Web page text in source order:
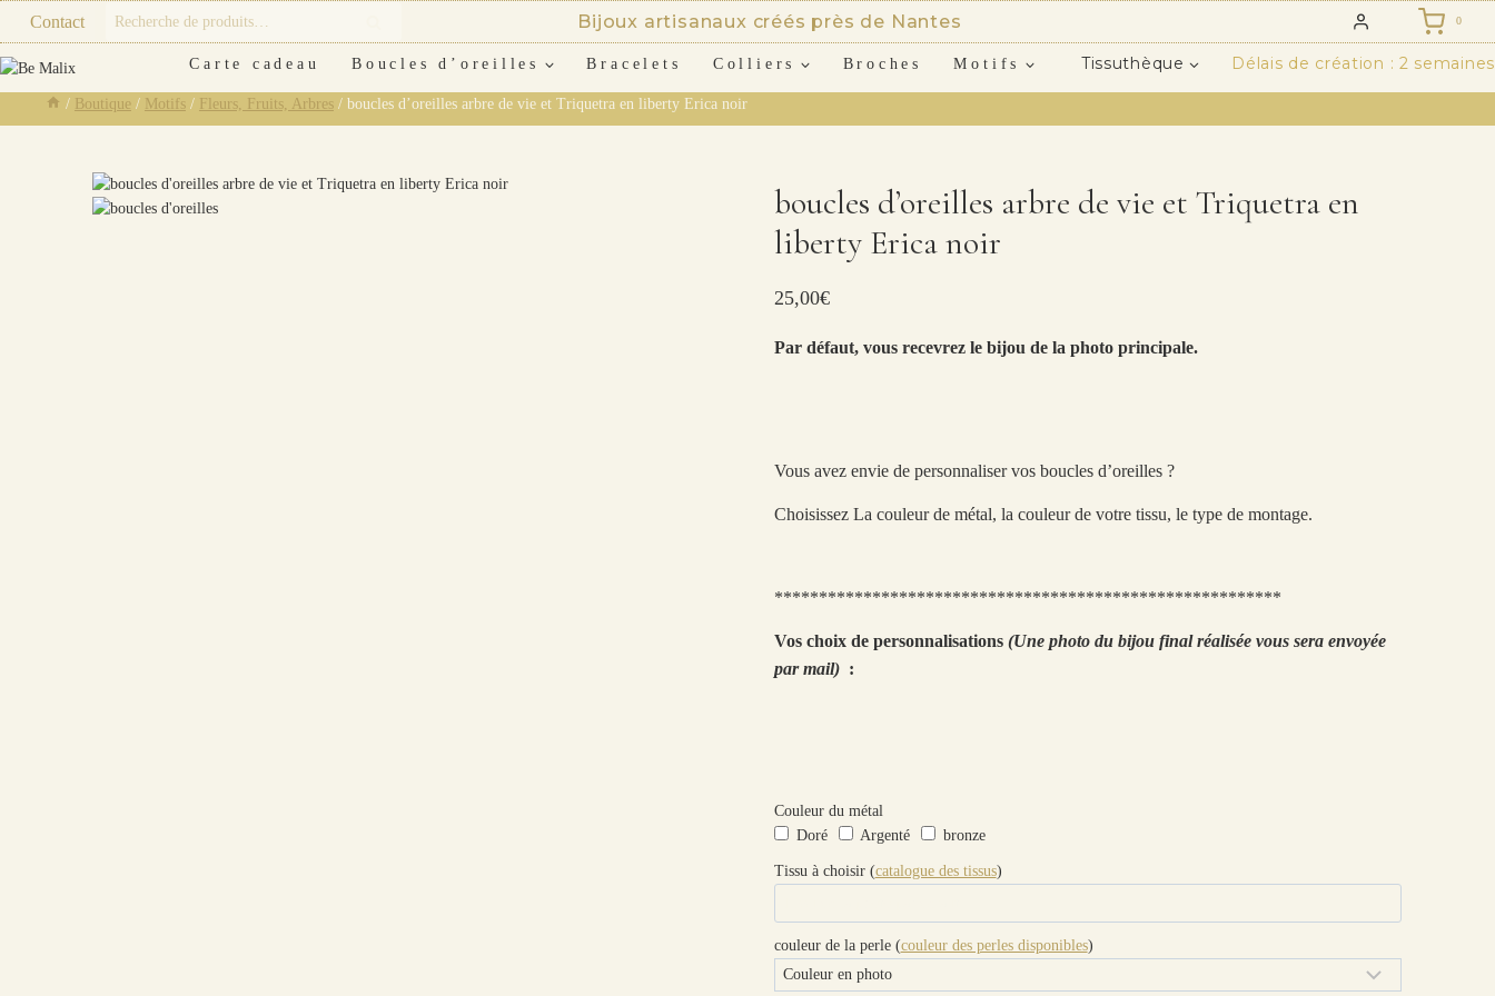
content
Contact
Recherche
Bijoux artisanaux créés près de Nantes 0
Carte cadeau Boucles d’oreilles Bracelets Colliers Broches Motifs Tissuthèque Délais de création : 2 semaines
/ Boutique / Motifs / Fleurs, Fruits, Arbres / boucles d’oreilles arbre de vie et Triquetra en liberty Erica noir
boucles d’oreilles arbre de vie et Triquetra en
liberty Erica noir
25,00€
Par défaut, vous recevrez le bijou de la photo principale.
Vous avez envie de personnaliser vos boucles d’oreilles ?
Choisissez La couleur de métal, la couleur de votre tissu, le type de montage.
*********************************************************
Vos choix de personnalisations (Une photo du bijou final réalisée vous sera envoyée
par mail):
Couleur du métal
Doré
Argenté bronze
Tissu à choisir (catalogue des tissus)
couleur de la perle (couleur des perles disponibles)